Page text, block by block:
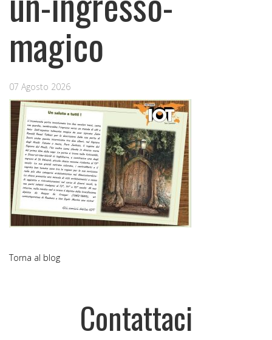
magico
07 Agosto 2026
Torna al blog
Contattaci